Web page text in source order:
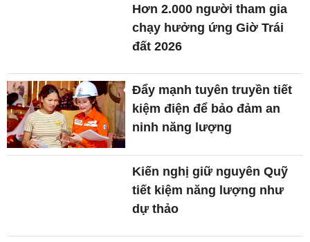
Hơn 2.000 người tham gia
chạy hưởng ứng Giờ Trái
đất 2026
Đẩy mạnh tuyên truyền tiết
kiệm điện để bảo đảm an
ninh năng lượng
Kiến nghị giữ nguyên Quỹ
tiết kiệm năng lượng như
dự thảo